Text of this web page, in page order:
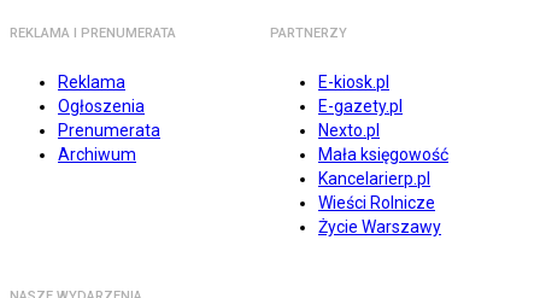
REKLAMA I PRENUMERATA
Reklama
Ogłoszenia
Prenumerata
Archiwum
PARTNERZY
E-kiosk.pl
E-gazety.pl
Nexto.pl
Mała księgowość
Kancelarierp.pl
Wieści Rolnicze
Życie Warszawy